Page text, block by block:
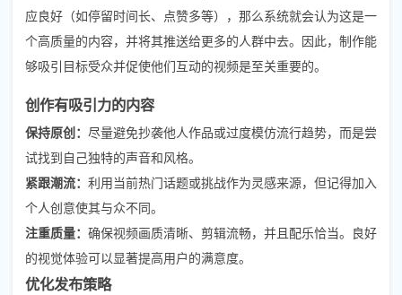
应良好（如停留时间长、点赞多等），那么系统就会认为这是一
个高质量的内容，并将其推送给更多的人群中去。因此，制作能
够吸引目标受众并促使他们互动的视频是至关重要的。
创作有吸引力的内容
保持原创： 尽量避免抄袭他人作品或过度模仿流行趋势，而是尝
试找到自己独特的声音和风格。
紧跟潮流： 利用当前热门话题或挑战作为灵感来源，但记得加入
个人创意使其与众不同。
注重质量： 确保视频画质清晰、剪辑流畅，并且配乐恰当。良好
的视觉体验可以显著提高用户的满意度。
优化发布策略